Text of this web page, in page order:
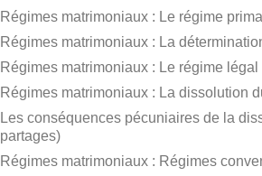
Régimes matrimoniaux : Le régime
Régimes matrimoniaux : La
Régimes matrimoniaux : Le régime
Régimes matrimoniaux : La dissolution
Les conséquences pécuniaires de la
partages)
Régimes matrimoniaux : Régimes